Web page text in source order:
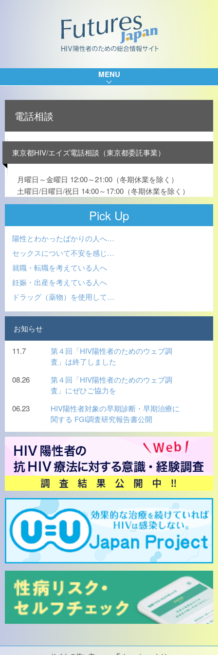
MENU
電話相談
東京都HIV/エイズ電話相談（東京都委託事業）
月曜日～金曜日 12:00～21:00（冬期休業を除く）
土曜日/日曜日/祝日 14:00～17:00（冬期休業を除く）
Pick Up
陽性とわかったばかりの人へ…
セックスについて不安を感じ…
就職・転職を考えている人へ
妊娠・出産を考えている人へ
ドラッグ（薬物）を使用して…
お知らせ
11.7
第４回「HIV陽性者のためのウェブ調
査」は終了しました
08.26
第４回「HIV陽性者のためのウェブ調
査」にぜひご協力を
06.23
HIV陽性者対象の早期診断・早期治療に
関する FGI調査研究報告書公開